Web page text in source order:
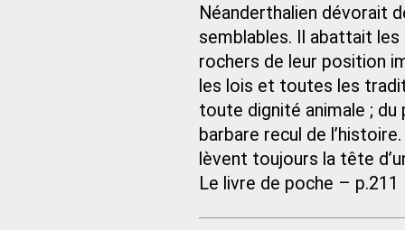
Néanderthalien dévorait
semblables. Il abattait
rochers de leur position
les lois et toutes les
toute dignité animale ;
barbare recul de
lèvent toujours la tête
Le livre de poche – p.211